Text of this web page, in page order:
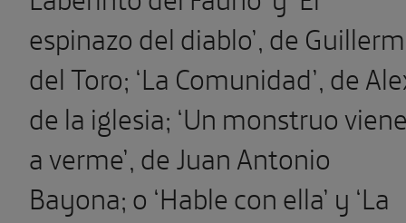
espinazo del diablo’, de
del Toro; ‘La Comunidad’, de
de la iglesia; ‘Un monstruo
a verme’, de Juan Antonio
Bayona;o ‘Hable con ella’ y ‘La